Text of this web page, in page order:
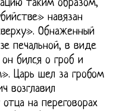
таким образом,
навязан
Обнаженный
печальной, в виде
он бился о гроб и
Царь шел за гробом
возглавил
на переговорах